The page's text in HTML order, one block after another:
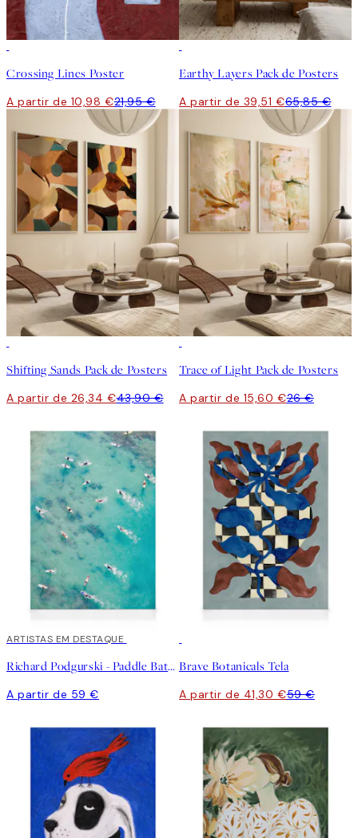
Crossing Lines Poster
A partir de 10,98 €21,95 €
Earthy Layers Pack de Posters
A partir de 39,51 €65,85 €
Shifting Sands Pack de Posters
A partir de 26,34 €43,90 €
Trace of Light Pack de Posters
A partir de 15,60 €26 €
ARTISTAS EM DESTAQUE
Richard Podgurski - Paddle Battle Tela
A partir de 59 €
Brave Botanicals Tela
A partir de 41,30 €59 €